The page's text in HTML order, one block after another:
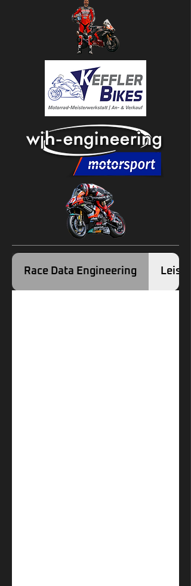
Race Data Engineering